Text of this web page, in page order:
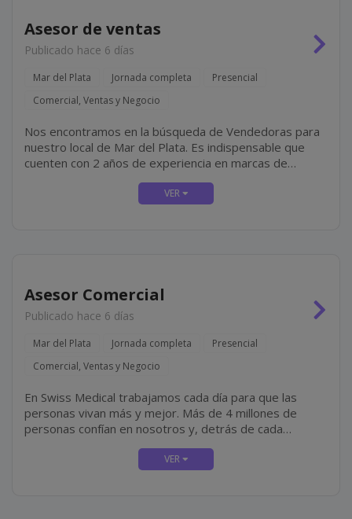
Asesor de ventas
Publicado hace 6 días
Mar del Plata Jornada completa
Presencial
Comercial, Ventas y Negocio
Nos encontramos en la búsqueda de Vendedoras para
nuestro local de Mar del Plata. Es indispensable que
cuenten con 2 años de experiencia en marcas de
primera línea, residan en zona (preferentemente) y que
tengan disponibilidad para incorporación inmediata.
Asesor Comercial
Publicado hace 6 días
Mar del Plata Jornada completa
Presencial
Comercial, Ventas y Negocio
En Swiss Medical trabajamos cada día para que las
personas vivan más y mejor. Más de 4 millones de
personas confían en nosotros y, detrás de cada
historia, hay un equipo de más de 16.500
colaboradores que elige todos los días cuidar,...